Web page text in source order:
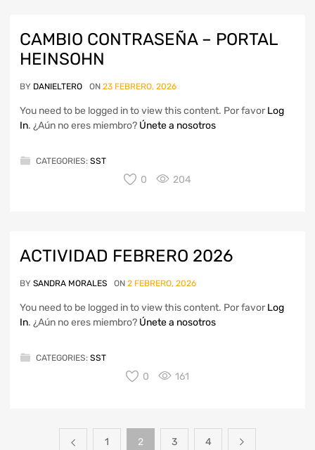
CAMBIO CONTRASEÑA – PORTAL
HEINSOHN
BY DANIELTERO ON 23 FEBRERO, 2026
You need to be logged in to view this content. Por favor Log
In. ¿Aún no eres miembro? Únete a nosotros
CATEGORIES: SST
0 204
ACTIVIDAD FEBRERO 2026
BY SANDRA MORALES ON 2 FEBRERO, 2026
You need to be logged in to view this content. Por favor Log
In. ¿Aún no eres miembro? Únete a nosotros
CATEGORIES: SST
0 161
1 2 3 4